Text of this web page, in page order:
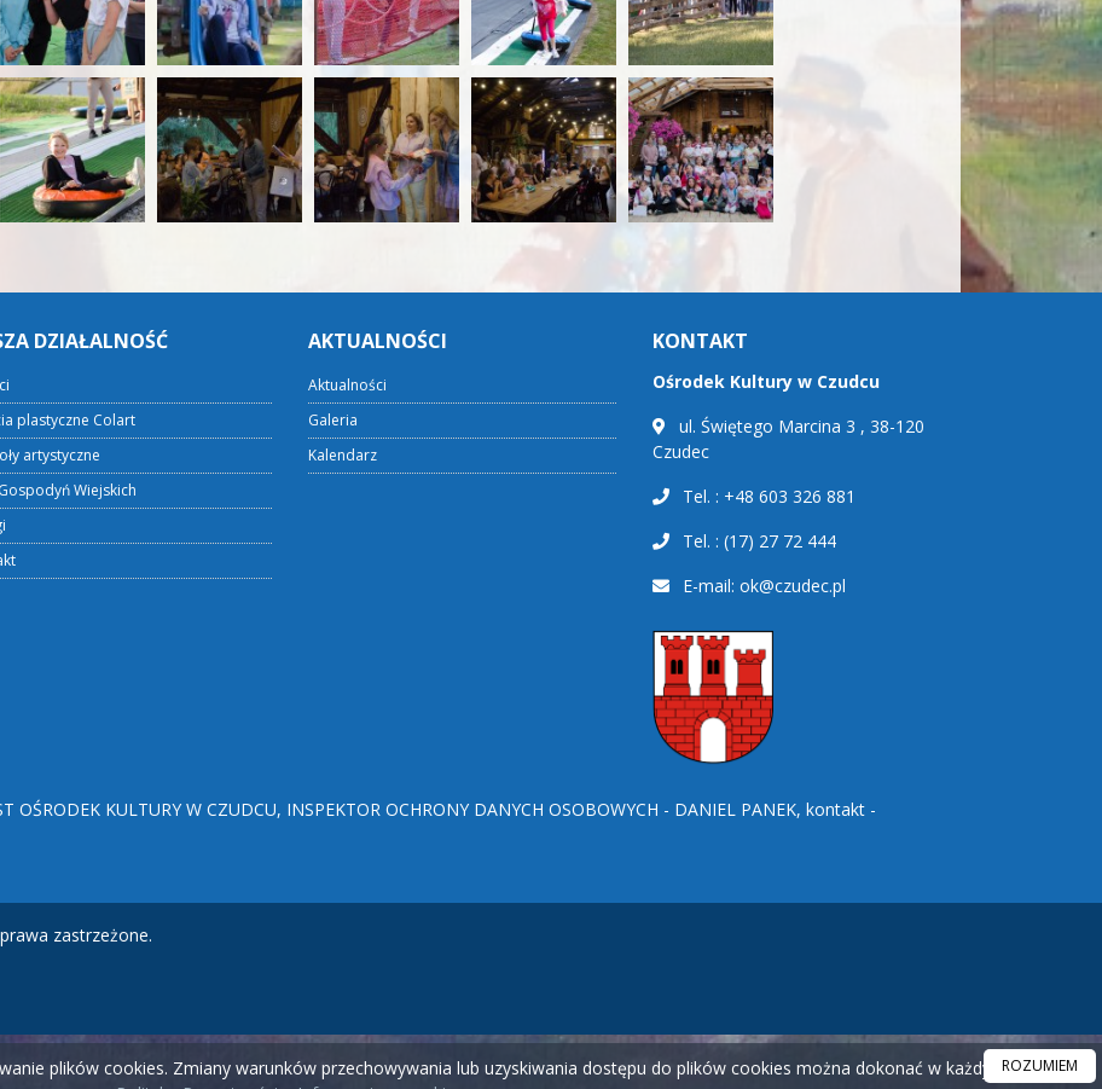
DZIAŁALNOŚĆ
plastyczne Colart
artystyczne
Wiejskich
AKTUALNOŚCI
Aktualności
Galeria
Kalendarz
KONTAKT
Ośrodek Kultury w Czudcu
ul. Świętego Marcina 3 , 38-120
Czudec
Tel. : +48 603 326 881
Tel. : (17) 27 72 444
E-mail: ok@czudec.pl
OŚRODEK KULTURY W CZUDCU, INSPEKTOR OCHRONY DANYCH OSOBOWYCH - DANIEL PANEK, kontakt -
zastrzeżone.
plików cookies. Zmiany warunków przechowywania lub uzyskiwania dostępu do plików cookies można dokonać w każdym czasie.
ROZUMIEM